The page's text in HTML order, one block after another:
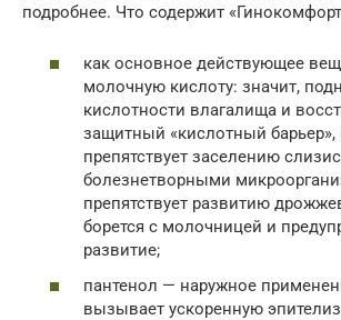
подробнее. Что содержит
как основное действующее
молочную кислоту: значит,
кислотности влагалища и
защитный «кислотный барьер»,
препятствует заселению
болезнетворными
препятствует развитию
борется с молочницей и
развитие;
пантенол — наружное
вызывает ускоренную